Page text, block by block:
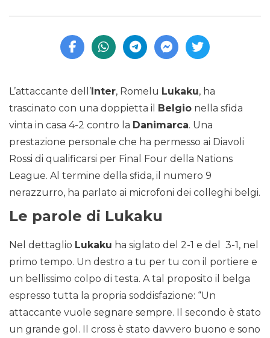
L’attaccante dell’Inter, Romelu Lukaku, ha
trascinato con una doppietta il Belgio nella sfida
vinta in casa 4-2 contro la Danimarca. Una
prestazione personale che ha permesso ai Diavoli
Rossi di qualificarsi per Final Four della Nations
League. Al termine della sfida, il numero 9
nerazzurro, ha parlato ai microfoni dei colleghi belgi.
Le parole di Lukaku
Nel dettaglio Lukaku ha siglato del 2-1 e del 3-1, nel
primo tempo. Un destro a tu per tu con il portiere e
un bellissimo colpo di testa. A tal proposito il belga
espresso tutta la propria soddisfazione: “Un
attaccante vuole segnare sempre. Il secondo è stato
un grande gol. Il cross è stato davvero buono e sono